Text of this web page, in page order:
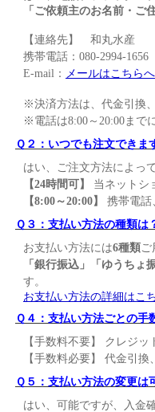
「ご依頼主のお名前・ご
【連絡先】 和丸水産
携帯電話：080-2994-
E-mail： メールはこちらへ
※決済方法は、代金引換
※電話は8:00～20:00まで
Ｑ２：いつでも注文できま
はい、ご注文方法によっ
【24時間可】
当ネットシ
【8:00～20:00】
携帯電話
Ｑ３：支払い方法の種類は
お支払い方法には6種類ご
「銀行振込」「ゆうちょ
す。
お支払い方法の詳細はこ
Ｑ４：支払い方法ごとの手
【手数料不要】 クレジ
【手数料必要】 代金引
Ｑ５：支払い方法の変更は
はい、可能ですが、入金